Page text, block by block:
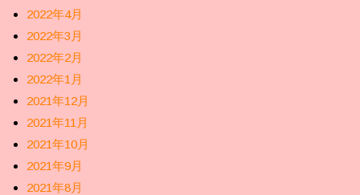
2022年4月
2022年3月
2022年2月
2022年1月
2021年12月
2021年11月
2021年10月
2021年9月
2021年8月